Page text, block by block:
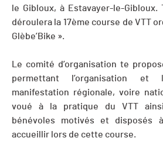
le Gibloux, à Estavayer-le-
déroulera la 17ème course de VTT
Glèbe’Bike ».
Le comité d’organisation te
permettant l’organisation et
manifestation régionale, voire
voué à la pratique du VTT
bénévoles motivés et disposés
accueillir lors de cette course.